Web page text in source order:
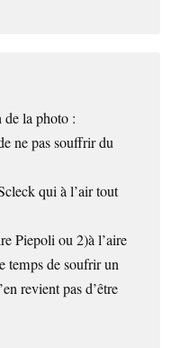
de la photo :
ne pas souffrir du
qui à l’air tout
Piepoli ou 2)à l’aire
temps de soufrir un
revient pas d’être